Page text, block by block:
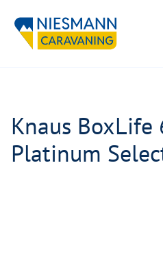
Knaus BoxLife
Platinum